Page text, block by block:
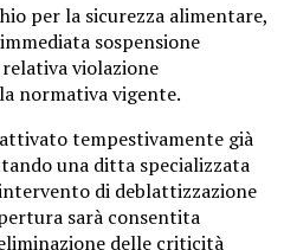
per la sicurezza alimentare,
sospensione
violazione
normativa vigente.
tempestivamente già
una ditta specializzata
di deblattizzazione
sarà consentita
delle criticità